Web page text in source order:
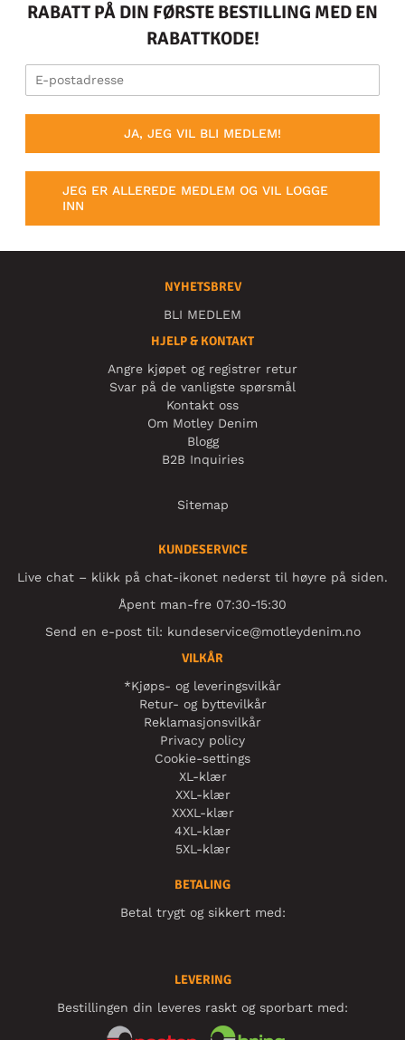
RABATT PÅ DIN FØRSTE BESTILLING MED EN
RABATTKODE!
JA, JEG VIL BLI MEDLEM!
JEG ER ALLEREDE MEDLEM OG VIL LOGGE
INN
NYHETSBREV
BLI MEDLEM
HJELP & KONTAKT
Angre kjøpet og registrer retur
Svar på de vanligste spørsmål
Kontakt oss
Om Motley Denim
Blogg
B2B Inquiries
Sitemap
KUNDESERVICE
Live chat – klikk på chat-ikonet nederst til høyre på siden.
Åpent man-fre 07:30-15:30
Send en e-post til: kundeservice@motleydenim.no
VILKÅR
*Kjøps- og leveringsvilkår
Retur- og byttevilkår
Reklamasjonsvilkår
Privacy policy
Cookie-settings
XL-klær
XXL-klær
XXXL-klær
4XL-klær
5XL-klær
BETALING
Betal trygt og sikkert med:
LEVERING
Bestillingen din leveres raskt og sporbart med: